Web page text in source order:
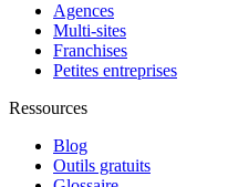
Agences
Multi-sites
Franchises
Petites entreprises
Ressources
Blog
Outils gratuits